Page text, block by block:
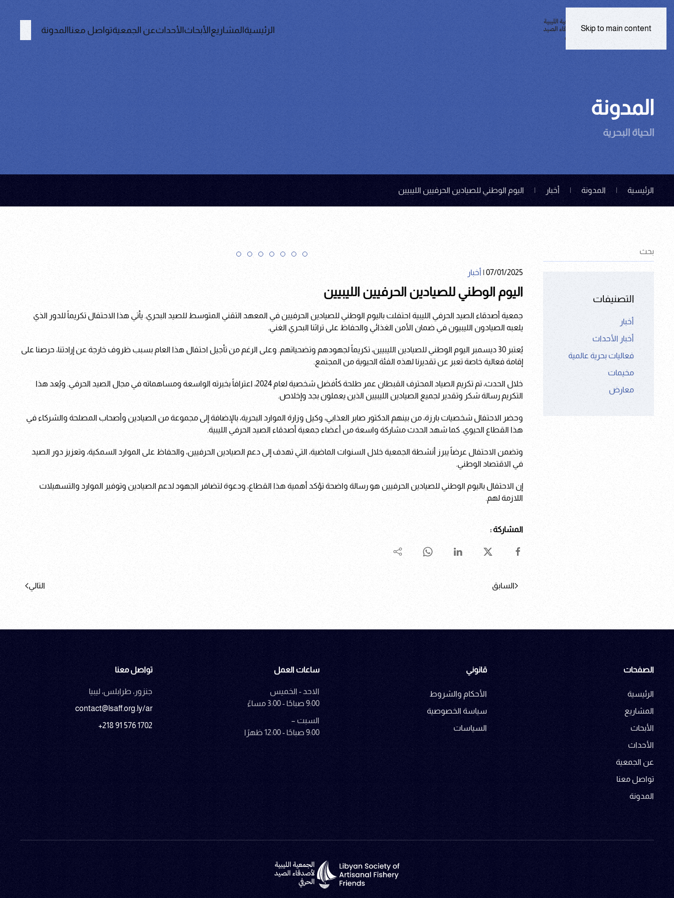
Skip to main content الرئيسيةالمشاريعالأبحاثالأحداثعن الجمعيةتواصل معناالمدونة
المدونة
الحياة البحرية
الرئيسية المدونة أخبار اليوم الوطني للصيادين الحرفيين الليبيين
التصنيفات
أخبار
أخبار الأحداث
فعاليات بحرية عالمية
مخيمات
معارض
07/01/2025
| أخبار
اليوم الوطني للصيادين الحرفيين الليبيين
جمعية أصدقاء الصيد الحرفي الليبية احتفلت باليوم الوطني للصيادين الحرفيين في المعهد التقني المتوسط للصيد البحري. يأتي هذا الاحتفال تكريماً للدور الذي
يلعبه الصيادون الليبيون في ضمان الأمن الغذائي والحفاظ على تراثنا البحري الغني.
يُعتبر 30 ديسمبر اليوم الوطني للصيادين الليبيين، تكريماً لجهودهم وتضحياتهم. وعلى الرغم من تأجيل احتفال هذا العام بسبب ظروف خارجة عن إرادتنا، حرصنا على
إقامة فعالية خاصة تعبر عن تقديرنا لهذه الفئة الحيوية من المجتمع.
خلال الحدث، تم تكريم الصياد المحترف القبطان عمر طلحة كأفضل شخصية لعام 2024، اعترافاً بخبرته الواسعة ومساهماته في مجال الصيد الحرفي. ويُعد هذا
التكريم رسالة شكر وتقدير لجميع الصيادين الليبيين الذين يعملون بجد وإخلاص.
وحضر الاحتفال شخصيات بارزة، من بينهم الدكتور صابر العذابي، وكيل وزارة الموارد البحرية، بالإضافة إلى مجموعة من الصيادين وأصحاب المصلحة والشركاء في
هذا القطاع الحيوي. كما شهد الحدث مشاركة واسعة من أعضاء جمعية أصدقاء الصيد الحرفي الليبية.
وتضمن الاحتفال عرضاً يبرز أنشطة الجمعية خلال السنوات الماضية، التي تهدف إلى دعم الصيادين الحرفيين، والحفاظ على الموارد السمكية، وتعزيز دور الصيد
في الاقتصاد الوطني.
إن الاحتفال باليوم الوطني للصيادين الحرفيين هو رسالة واضحة تؤكد أهمية هذا القطاع، ودعوة لتضافر الجهود لدعم الصيادين وتوفير الموارد والتسهيلات
اللازمة لهم.
المشاركة :
السابق التالي
الصفحات
الرئيسية
المشاريع
الأبحاث
الأحداث
عن الجمعية
تواصل معنا
المدونة
قانوني
الأحكام والشروط
سياسة الخصوصية
السياسات
ساعات العمل
الاحد - الخميس
9:00 صباحًا - 3:00 مساءً
السبت –
9:00 صباحًا - 12:00 ظهرًا
تواصل معنا
جنزور، طرابلس، ليبيا
contact@lsaff.org.ly/ar
+218 91 576 1702